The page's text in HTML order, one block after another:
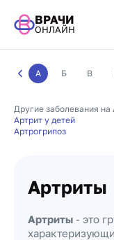
ВРАЧИ
ОНЛАЙН
А Б В
Другие заболевания на
Артрит у детей
Артрогрипоз
Артриты
Артриты - это